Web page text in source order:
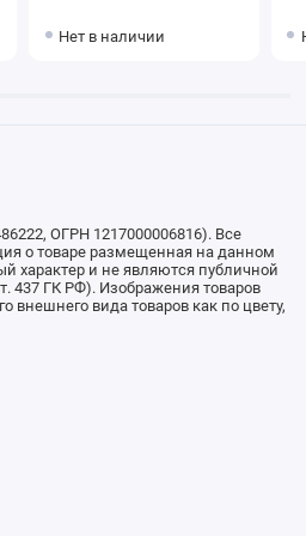
Нет в наличии
ОГРН 1217000006816). Все
о товаре размещенная на данном
характер и не являются публичной
437 ГК РФ). Изображения товаров
внешнего вида товаров как по цвету,